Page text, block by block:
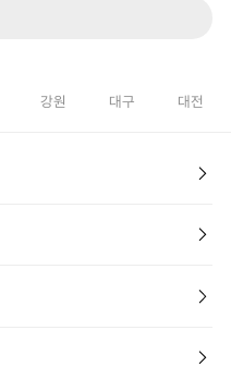
강원 대구 대전